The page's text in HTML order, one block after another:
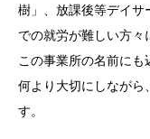
樹」、放課後等デイサ
での就労が難しい方々
この事業所の名前に
何より大切にしながら
す。